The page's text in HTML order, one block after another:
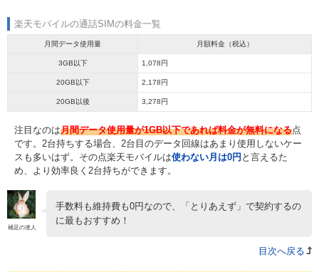
楽天モバイルの通話SIMの料金一覧
月間データ使用量 月額料金（税込）
3GB以下 1,078円
20GB以下 2,178円
20GB以後 3,278円
注目なのは月間データ使用量が1GB以下であれば料金が無料になる点
です。2台持ちする場合、2台目のデータ回線はあまり使用しないケー
スも多いはず。その点楽天モバイルは使わない月は0円 と言えるた
め、より効率良く2台持ちができます。
手数料も維持費も0円なので、「とりあえず」で契約するの
に最もおすすめ！
補足の達人
目次へ戻る